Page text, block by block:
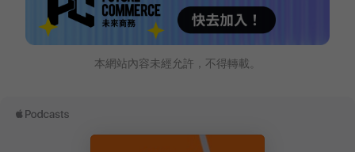
本網站內容未經允許，不得轉載。